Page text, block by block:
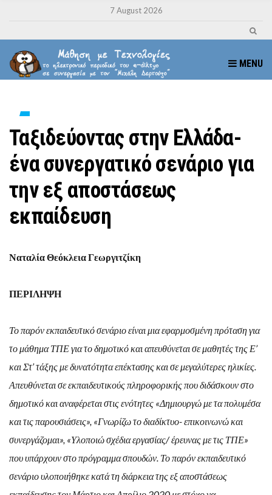
7 August 2026
MENU
Ταξιδεύοντας στην Ελλάδα-
ένα συνεργατικό σενάριο για
την εξ αποστάσεως
εκπαίδευση
Ναταλία Θεόκλεια Γεωργιτζίκη
ΠΕΡΙΛΗΨΗ
Το παρόν εκπαιδευτικό σενάριο είναι μια εφαρμοσμένη πρόταση για
το μάθημα ΤΠΕ για το δημοτικό και απευθύνεται σε μαθητές της Ε’
και Στ’ τάξης με δυνατότητα επέκτασης και σε μεγαλύτερες ηλικίες.
Απευθύνεται σε εκπαιδευτικούς πληροφορικής που διδάσκουν στο
δημοτικό και αναφέρεται στις ενότητες «Δημιουργώ με τα πολυμέσα
και τις παρουσιάσεις», «Γνωρίζω το διαδίκτυο- επικοινωνώ και
συνεργάζομαι», «Υλοποιώ σχέδια εργασίας/ έρευνας με τις ΤΠΕ»
που υπάρχουν στο πρόγραμμα σπουδών. Το παρόν εκπαιδευτικό
σενάριο υλοποιήθηκε κατά τη διάρκεια της εξ αποστάσεως